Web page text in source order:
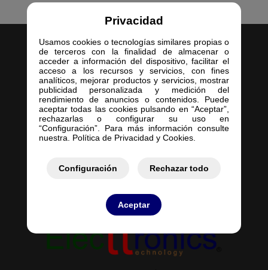
Privacidad
Usamos cookies o tecnologías similares propias o
de terceros con la finalidad de almacenar o
acceder a información del dispositivo, facilitar el
acceso a los recursos y servicios, con fines
analíticos, mejorar productos y servicios, mostrar
publicidad personalizada y medición del
rendimiento de anuncios o contenidos. Puede
aceptar todas las cookies pulsando en “Aceptar”,
rechazarlas o configurar su uso en
“Configuración”. Para más información consulte
nuestra. Política de Privacidad y Cookies.
Configuración Rechazar todo
Aceptar
Inicio
Empresa
Servicios
Contacto
Mis Presupuestos